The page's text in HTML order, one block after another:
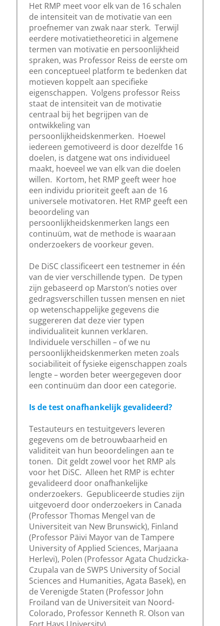
Het RMP meet voor elk van de 16 schalen
de intensiteit van de motivatie van een
proefnemer van zwak naar sterk. Terwijl
eerdere motivatietheoretici in algemene
termen van motivatie en persoonlijkheid
spraken, was Professor Reiss de eerste om
een conceptueel platform te bedenken dat
motieven koppelt aan specifieke
eigenschappen. Volgens professor Reiss
staat de intensiteit van de motivatie
centraal bij het begrijpen van de
ontwikkeling van
persoonlijkheidskenmerken. Hoewel
iedereen gemotiveerd is door dezelfde 16
doelen, is datgene wat ons individueel
maakt, hoeveel we van elk van die doelen
willen. Kortom, het RMP geeft weer hoe
een individu prioriteit geeft aan de 16
universele motivatoren. Het RMP geeft een
beoordeling van
persoonlijkheidskenmerken langs een
continuüm, wat de methode is waaraan
onderzoekers de voorkeur geven.
De DiSC classificeert een testnemer in één
van de vier verschillende typen. De typen
zijn gebaseerd op Marston’s noties over
gedragsverschillen tussen mensen en niet
op wetenschappelijke gegevens die
suggereren dat deze vier typen
individualiteit kunnen verklaren.
Individuele verschillen – of we nu
persoonlijkheidskenmerken meten zoals
sociabiliteit of fysieke eigenschappen zoals
lengte – worden beter weergegeven door
een continuüm dan door een categorie.
Is de test onafhankelijk gevalideerd?
Testauteurs en testuitgevers leveren
gegevens om de betrouwbaarheid en
validiteit van hun beoordelingen aan te
tonen. Dit geldt zowel voor het RMP als
voor het DiSC. Alleen het RMP is echter
gevalideerd door onafhankelijke
onderzoekers. Gepubliceerde studies zijn
uitgevoerd door onderzoekers in Canada
(Professor Thomas Mengel van de
Universiteit van New Brunswick), Finland
(Professor Päivi Mayor van de Tampere
University of Applied Sciences, Marjaana
Herlevi), Polen (Professor Agata Chudzicka-
Czupala van de SWPS University of Social
Sciences and Humanities, Agata Basek), en
de Verenigde Staten (Professor John
Froiland van de Universiteit van Noord-
Colorado, Professor Kenneth R. Olson van